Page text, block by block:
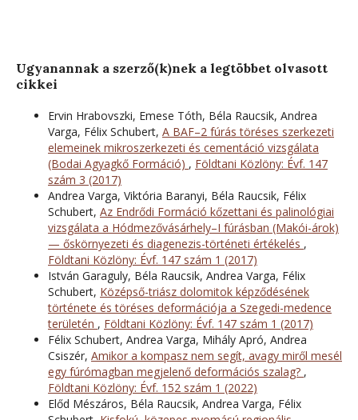
Ugyanannak a szerző(k)nek a legtöbbet olvasott
cikkei
Ervin Hrabovszki, Emese Tóth, Béla Raucsik, Andrea
Varga, Félix Schubert, A BAF–2 fúrás töréses szerkezeti
elemeinek mikroszerkezeti és cementáció vizsgálata
(Bodai Agyagkő Formáció) , Földtani Közlöny: Évf. 147
szám 3 (2017)
Andrea Varga, Viktória Baranyi, Béla Raucsik, Félix
Schubert, Az Endrődi Formáció kőzettani és palinológiai
vizsgálata a Hódmezővásárhely–I fúrásban (Makói-árok)
— őskörnyezeti és diagenezis-történeti értékelés ,
Földtani Közlöny: Évf. 147 szám 1 (2017)
István Garaguly, Béla Raucsik, Andrea Varga, Félix
Schubert, Középső-triász dolomitok képződésének
története és töréses deformációja a Szegedi-medence
területén , Földtani Közlöny: Évf. 147 szám 1 (2017)
Félix Schubert, Andrea Varga, Mihály Apró, Andrea
Csiszér, Amikor a kompasz nem segít, avagy miről mesél
egy fúrómagban megjelenő deformációs szalag? ,
Földtani Közlöny: Évf. 152 szám 1 (2022)
Előd Mészáros, Béla Raucsik, Andrea Varga, Félix